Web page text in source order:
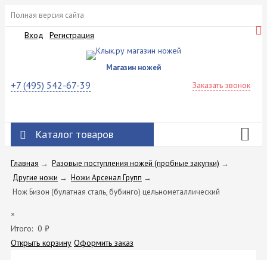
Полная версия сайта
Вход Регистрация
Магазин ножей
+7 (495) 542-67-39 Заказать звонок
Каталог товаров
Главная → Разовые поступления ножей (пробные закупки) →
Другие ножи → Ножи Арсенал Групп →
Нож Бизон (булатная сталь, бубинго) цельнометаллический
×
Итого: 0 ₽
Открыть корзину Оформить заказ